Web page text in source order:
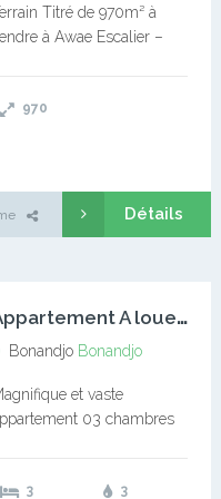
Titré de 970m² à
à Awae Escalier –
l’Université Catholique –
970
Détails
A
ppartement A louer Bonandjo
Bonandjo Bonandjo
et vaste
03 chambres
douches 01 vaste salon 01
3
3